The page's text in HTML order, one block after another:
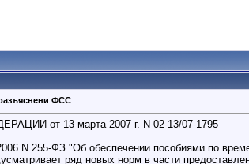
ФСС
от 13 марта 2007 г. N 02-13/07-1795
N 255-ФЗ "Об обеспечении пособиями по
ряд новых норм в части